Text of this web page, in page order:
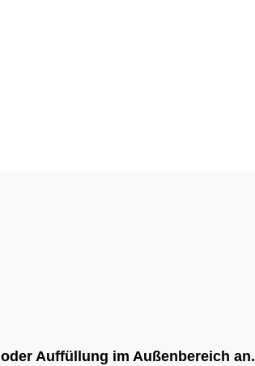
Auffüllung im Außenbereich an.